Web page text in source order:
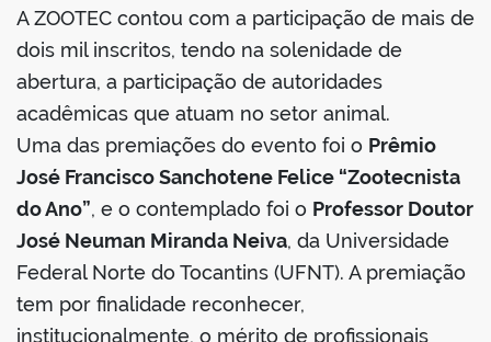
A ZOOTEC contou com a participação de mais de
dois mil inscritos, tendo na solenidade de
abertura, a participação de autoridades
acadêmicas que atuam no setor animal.
Uma das premiações do evento foi o Prêmio
José Francisco Sanchotene Felice “Zootecnista
do Ano”, e o contemplado foi o Professor Doutor
José Neuman Miranda Neiva, da Universidade
Federal Norte do Tocantins (UFNT). A premiação
tem por finalidade reconhecer,
institucionalmente, o mérito de profissionais